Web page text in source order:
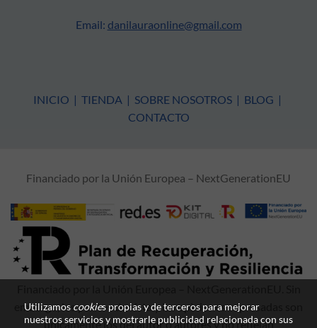
Email: danilauraonline@gmail.com
INICIO | TIENDA | SOBRE NOSOTROS | BLOG |
CONTACTO
Financiado por la Unión Europea – NextGenerationEU
embargo, los puntos de vista y las opiniones expresadas son
únicamente los del autor o autores y no reflejan
Utilizamos cookies propias y de terceros para mejorar
nuestros servicios y mostrarle publicidad relacionada con sus